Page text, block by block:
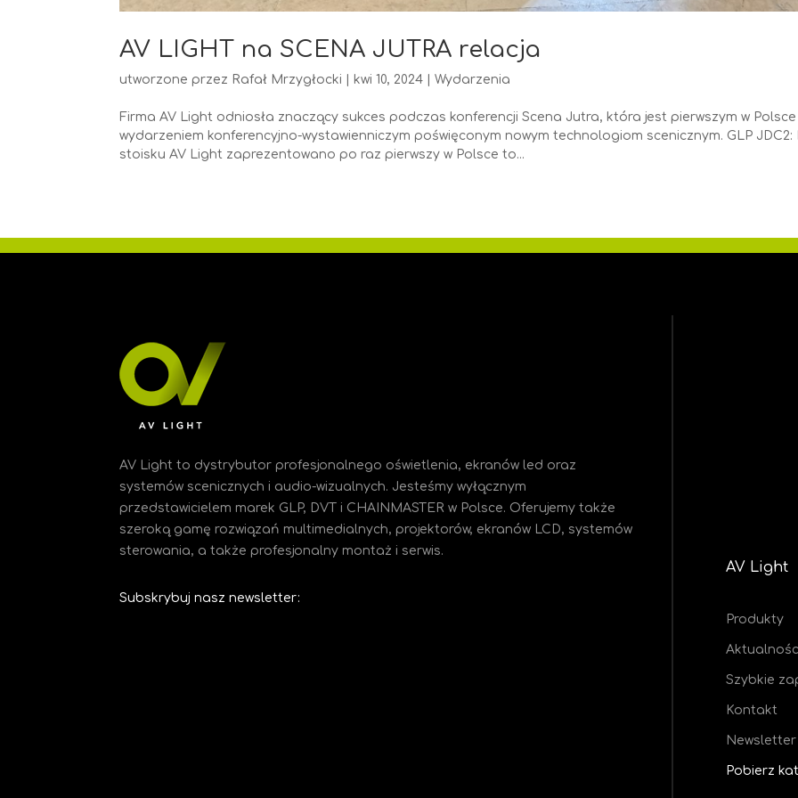
AV LIGHT na SCENA JUTRA relacja
utworzone przez Rafał Mrzygłocki kwi 10, 2024 |Wydarzenia
Firma AV Light odniosła znaczący sukces podczas konferencji Scena Jutra, która jest pierwszym w Polsce
wydarzeniem konferencyjno-wystawienniczym poświęconym nowym technologiom scenicznym. GLP JDC2:
stoisku AV Light zaprezentowano po raz pierwszy w Polsce to...
AV Light to dystrybutor profesjonalnego oświetlenia, ekranów led oraz
systemów scenicznych i audio-wizualnych. Jesteśmy wyłącznym
przedstawicielem marek GLP, DVT i CHAINMASTER w Polsce. Oferujemy także
szeroką gamę rozwiązań multimedialnych, projektorów, ekranów LCD, systemów
sterowania, a także profesjonalny montaż i serwis.
Subskrybuj nasz newsletter:
AV Light
Produkty
Szybkie
Kontakt
Newsletter
Pobierz